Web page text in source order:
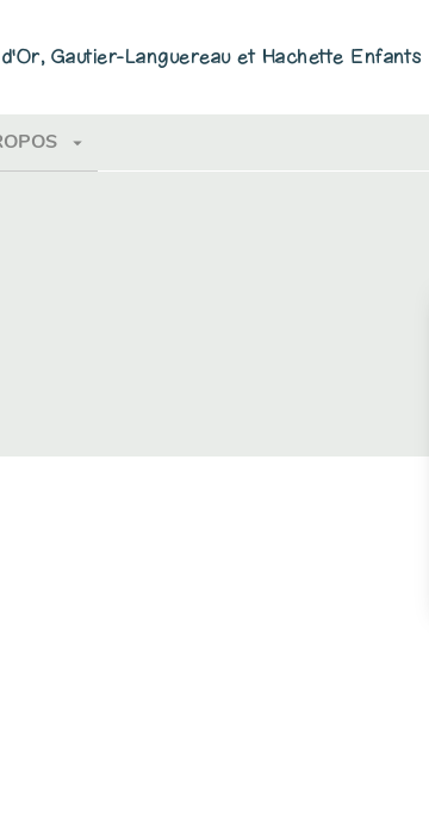
Gautier-Languereau et Hachette Enfants
arrow_drop_down